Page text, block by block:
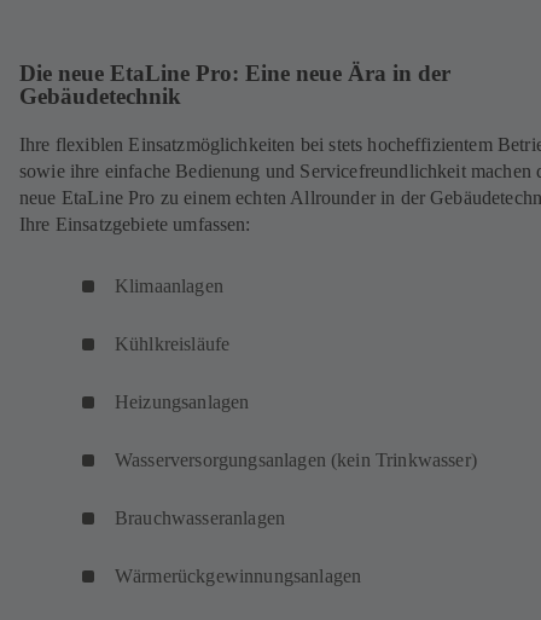
Die neue EtaLine Pro: Eine neue Ära in der
Gebäudetechnik
Ihre flexiblen Einsatzmöglichkeiten bei stets hocheffizientem
sowie ihre einfache Bedienung und Servicefreundlichkeit machen
neue EtaLine Pro zu einem echten Allrounder in der
Ihre Einsatzgebiete umfassen:
Klimaanlagen
Kühlkreisläufe
Heizungsanlagen
Wasserversorgungsanlagen (kein Trinkwasser)
Brauchwasseranlagen
Wärmerückgewinnungsanlagen